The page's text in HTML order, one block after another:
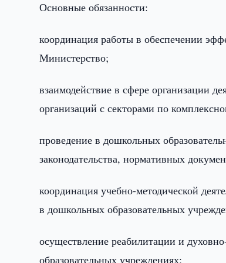
Основные обязанности:
координация работы в обеспечении
Министерство;
взаимодействие в сфере организации
организаций с секторами по
проведение в дошкольных
законодательства, нормативных
координация учебно-методической
в дошкольных образовательных
осуществление реабилитации и
образовательных учреждениях;